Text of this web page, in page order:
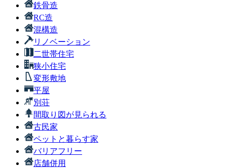
鉄骨造
RC造
混構造
リノベーション
二世帯住宅
狭小住宅
変形敷地
平屋
別荘
間取り図が見られる
古民家
ペットと暮らす家
バリアフリー
店舗併用